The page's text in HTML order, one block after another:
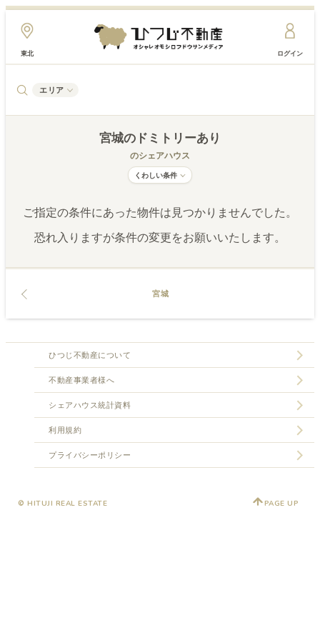
東北 ログイン
エリア
宮城のドミトリーあり
のシェアハウス
くわしい条件
ご指定の条件にあった物件は見つかりませんでした。
恐れ入りますが条件の変更をお願いいたします。
宮城
ひつじ不動産について
不動産事業者様へ
シェアハウス統計資料
利用規約
プライバシーポリシー
© HITUJI REAL ESTATE PAGE UP